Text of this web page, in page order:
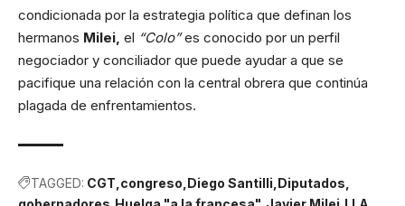
condicionada por la estrategia política que definan los
hermanos Milei, el “Colo”es conocido por un perfil
negociador y conciliador que puede ayudar a que se
pacifique una relación con la central obrera que continúa
plagada de enfrentamientos.
TAGGED: CGT congreso Diego Santilli Diputados